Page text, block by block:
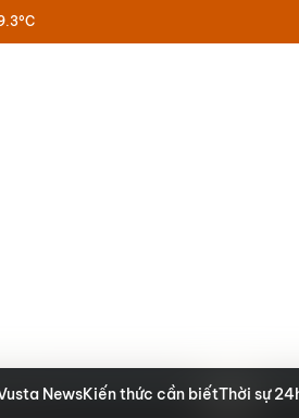
NewsKiến thức cần biếtThời sự